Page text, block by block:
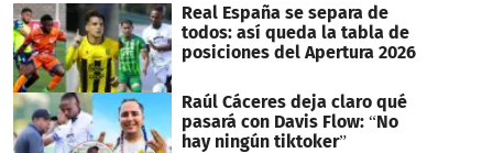
Real España se separa de
todos: así queda la tabla de
posiciones del Apertura 2026
Raúl Cáceres deja claro qué
pasará con Davis Flow: “No
hay ningún tiktoker”